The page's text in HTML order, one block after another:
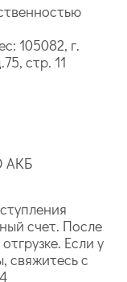
105082, г.
стр. 11
АКБ
счет. После
Если у
свяжитесь с